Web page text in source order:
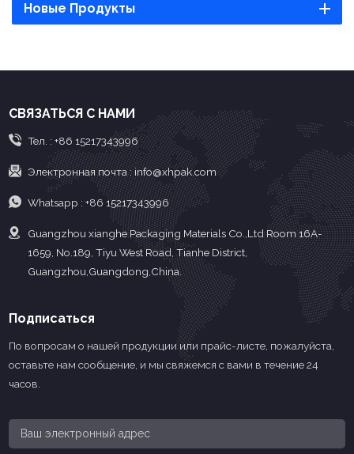
Новые Продукты
СВЯЗАТЬСЯ С НАМИ
Тел. : +86 15217343996
Электронная почта :info@xhpak.com
Whatsapp : +86 15217343996
Guangzhou xianghe Packaging Materials Co.,Ltd Room 16A-
1659, No.189, Tiyu West Road, Tianhe District,
Guangzhou,Guangdong,China.
Подписаться
По вопросам о нашей продукции или прайс-листе, пожалуйста,
оставьте нам сообщение, и мы свяжемся с вами в течение 24
часов.